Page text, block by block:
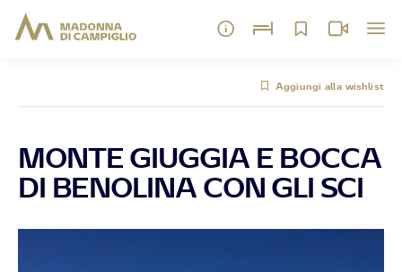
Aggiungi alla wishlist
MONTE GIUGGIA E BOCCA
DI BENOLINA CON GLI SCI